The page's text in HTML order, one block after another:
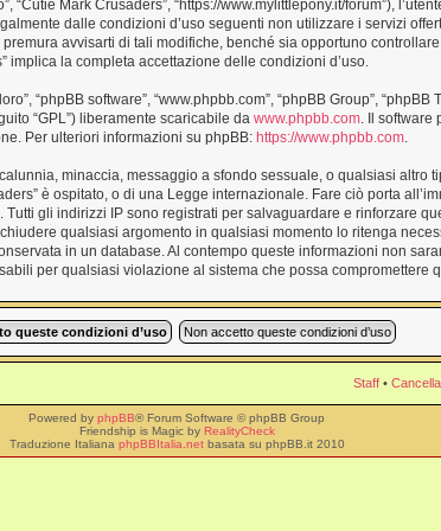
“Cutie Mark Crusaders”, “https://www.mylittlepony.it/forum”),
dalle condizioni d’uso seguenti non utilizzare i servizi
avvisarti di tali modifiche, benché sia opportuno
implica la completa accettazione delle condizioni d’uso.
“phpBB software”, “www.phpbb.com”, “phpBB Group”,
“GPL”) liberamente scaricabile da www.phpbb.com . Il
Per ulteriori informazioni su phpBB: https://www.phpbb.com
minaccia, messaggio a sfondo sessuale, o qualsiasi altro
è ospitato, o di una Legge internazionale. Fare ciò porta
gli indirizzi IP sono registrati per salvaguardare e rinforzare
qualsiasi argomento in qualsiasi momento lo ritenga
in un database. Al contempo queste informazioni non
per qualsiasi violazione al sistema che possa compromettere
Staff •
Powered by phpBB® Forum Software © phpBB Group
Friendship is Magic by RealityCheck
Traduzione Italiana phpBBItalia.netbasata su phpBB.it 2010